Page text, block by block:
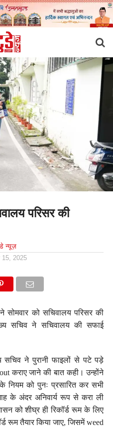
परिसर की
न्यूज़
15, 2025
सोमवार को सचिवालय परिसर की
सचिव ने सचिवालय की सफाई
सचिव ने पुरानी फाइलों से पटे पड़े
कराए जाने की बात कही। उन्होंने
नियम को पुनः प्रसारित कर सभी
के अंदर अनिवार्य रूप से करा ली
को शीघ्र ही रिकॉर्ड रूम के लिए
रूम तैयार किया जाए, जिसमें weed